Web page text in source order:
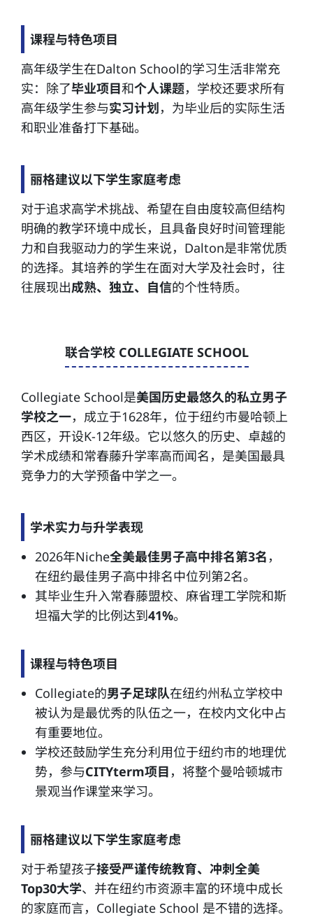
课程与特色项目
高年级学生在Dalton School的学习生活非常充
实：除了毕业项目和个人课题，学校还要求所有
高年级学生参与实习计划，为毕业后的实际生活
和职业准备打下基础。
丽格建议以下学生家庭考虑
对于追求高学术挑战、希望在自由度较高但结构
明确的教学环境中成长，且具备良好时间管理能
力和自我驱动力的学生来说，Dalton是非常优质
的选择。其培养的学生在面对大学及社会时，往
往展现出成熟、独立、自信的个性特质。
联合学校 COLLEGIATE SCHOOL
Collegiate School是美国历史最悠久的私立男子
学校之一，成立于1628年，位于纽约市曼哈顿上
西区，开设K-12年级。它以悠久的历史、卓越的
学术成绩和常春藤升学率高而闻名，是美国最具
竞争力的大学预备中学之一。
学术实力与升学表现
2026年Niche全美最佳男子高中排名第3名 ，
在纽约最佳男子高中排名中位列第2名。
其毕业生升入常春藤盟校、麻省理工学院和斯
坦福大学的比例达到41%。
课程与特色项目
Collegiate的男子足球队在纽约州私立学校中
被认为是最优秀的队伍之一，在校内文化中占
有重要地位。
学校还鼓励学生充分利用位于纽约市的地理优
势，参与CITYterm项目 ，将整个曼哈顿城市
景观当作课堂来学习。
丽格建议以下学生家庭考虑
对于希望孩子接受严谨传统教育、冲刺全美
Top30大学、并在纽约市资源丰富的环境中成长
的家庭而言，Collegiate School 是不错的选择。